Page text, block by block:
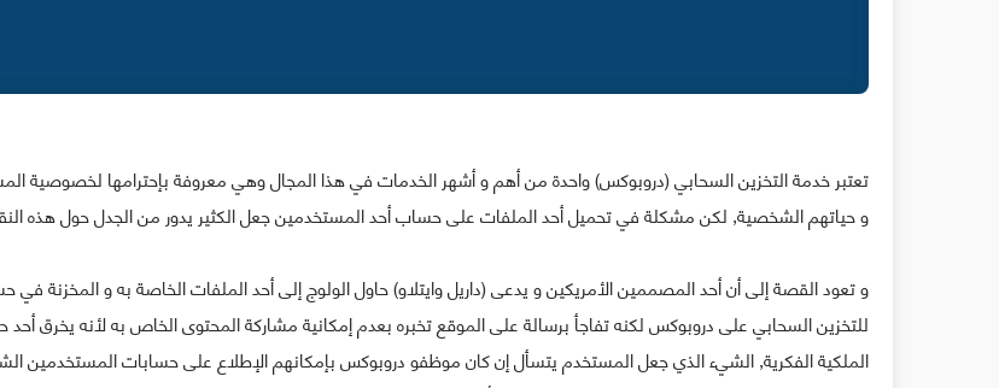
تعتبر خدمة التخزين السحابي (دروبوكس) واحدة من أهم و أشهر الخدمات في هذا المجال وهي معروفة بإحترامها لخصوصية
و حياتهم الشخصية, لكن مشكلة في تحميل أحد الملفات على حساب أحد المستخدمين جعل الكثير يدور من الجدل حول هذه
و تعود القصة إلى أن أحد المصممين الأمريكين و يدعى (داريل وايتلاو) حاول الولوج إلى أحد الملفات الخاصة به و المخزنة في
للتخزين السحابي على دروبوكس لكنه تفاجأ برسالة على الموقع تخبره بعدم إمكانية مشاركة المحتوى الخاص به لأنه يخرق
الملكية الفكرية, الشيء الذي جعل المستخدم يتسأل إن كان موظفو دروبوكس بإمكانهم الإطلاع على حسابات المستخدمين